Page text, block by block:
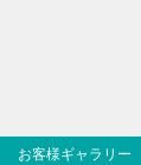
お客様ギャラリー